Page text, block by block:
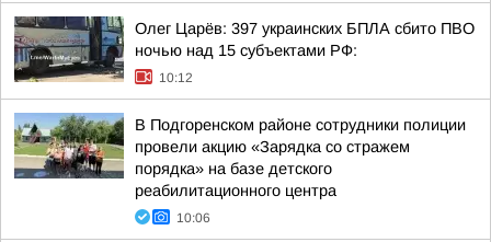
Олег Царёв: 397 украинских БПЛА сбито ПВО
ночью над 15 субъектами РФ:
10:12
В Подгоренском районе сотрудники полиции
провели акцию «Зарядка со стражем
порядка» на базе детского
реабилитационного центра
10:06